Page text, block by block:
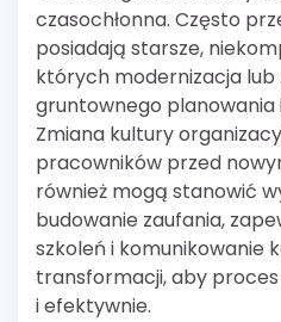
czasochłonna. Często
posiadają starsze,
których modernizacja
gruntownego planowania
Zmiana kultury
pracowników przed
również mogą stanowić
budowanie zaufania,
szkoleń i komunikowanie
transformacji, aby proces
i efektywnie.